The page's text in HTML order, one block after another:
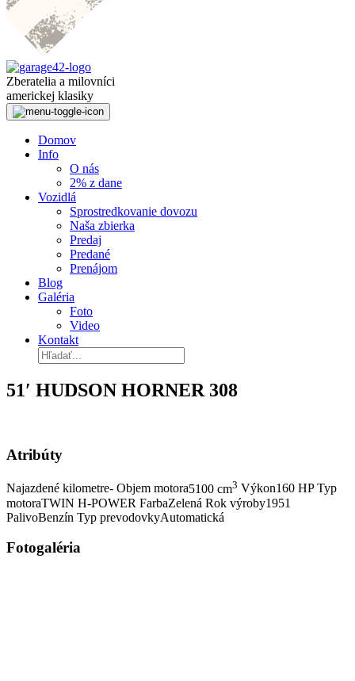
Zberatelia a milovníci
americkej klasiky
Domov
Info
O nás
2% z dane
Vozidlá
Sprostredkovanie dovozu
Naša zbierka
Predaj
Predané
Prenájom
Blog
Galéria
Foto
Video
Kontakt
51′ HUDSON HORNER 308
Atribúty
Najazdené kilometre- Objem motora5100 cm3 Výkon160 HP Typ
motoraTWIN H-POWER FarbaZelená Rok výroby1951
PalivoBenzín Typ prevodovkyAutomatická
Fotogaléria